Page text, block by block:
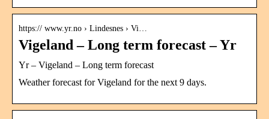
https:// www.yr.no › Lindesnes › Vi…
Vigeland – Long term forecast – Yr
Yr – Vigeland – Long term forecast
Weather forecast for Vigeland for the next 9 days.